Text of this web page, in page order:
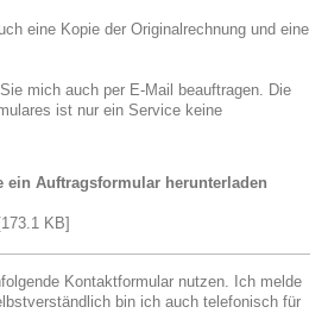
eine Kopie der Originalrechnung und eine
mich auch per E-Mail beauftragen. Die
ist nur ein Service keine
ein Auftragsformular herunterladen
KB]
Kontaktformular nutzen. Ich melde
bin ich auch telefonisch für